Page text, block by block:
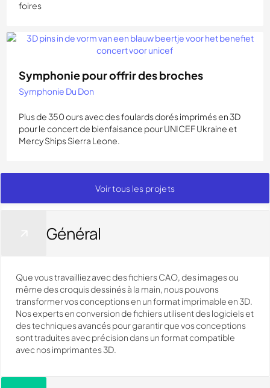
foires
Symphonie pour offrir des broches
Symphonie Du Don
Plus de 350 ours avec des foulards dorés imprimés en 3D
pour le concert de bienfaisance pour UNICEF Ukraine et
Mercy Ships Sierra Leone.
Voir tous les projets
Général
Que vous travailliez avec des fichiers CAO, des images ou
même des croquis dessinés à la main, nous pouvons
transformer vos conceptions en un format imprimable en 3D.
Nos experts en conversion de fichiers utilisent des logiciels et
des techniques avancés pour garantir que vos conceptions
sont traduites avec précision dans un format compatible
avec nos imprimantes 3D.